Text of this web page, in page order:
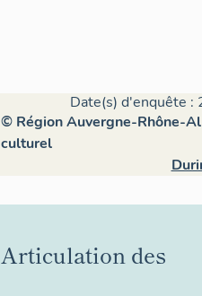
Date(s) d'enquête :
© Région Auvergne-Rhône-
culturel
Articulation des